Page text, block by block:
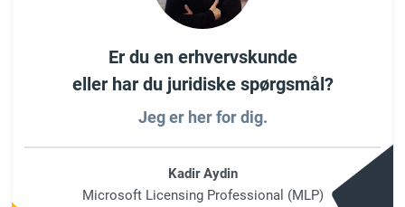
Er du en erhvervskunde
eller har du juridiske spørgsmål?
Jeg er her for dig.
Kadir Aydin
Microsoft Licensing Professional (MLP)